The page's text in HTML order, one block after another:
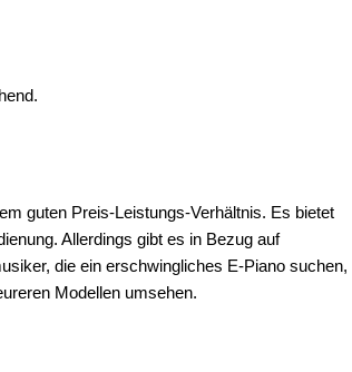
guten Preis-Leistungs-Verhältnis. Es bietet
Allerdings gibt es in Bezug auf
die ein erschwingliches E-Piano suchen,
Modellen umsehen.